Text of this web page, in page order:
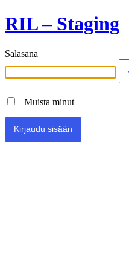
RIL – Staging
Salasana
Muista minut